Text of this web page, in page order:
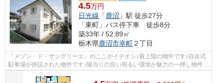
4.5万円
日光線 「 鹿沼 」駅 徒歩27分
「東町」バス停下車 徒歩8分
築33年 / 52.89㎡
栃木県鹿沼市幸町２丁目
「メゾン・ド・サングリーエ」のここがイチオシ♪最上階の物件です♪自走式
駐車場が併設された物件です♪陽当りの良い明るい環境が魅力の一押し物件で
す♪エスケーホームには鹿沼市エリア...